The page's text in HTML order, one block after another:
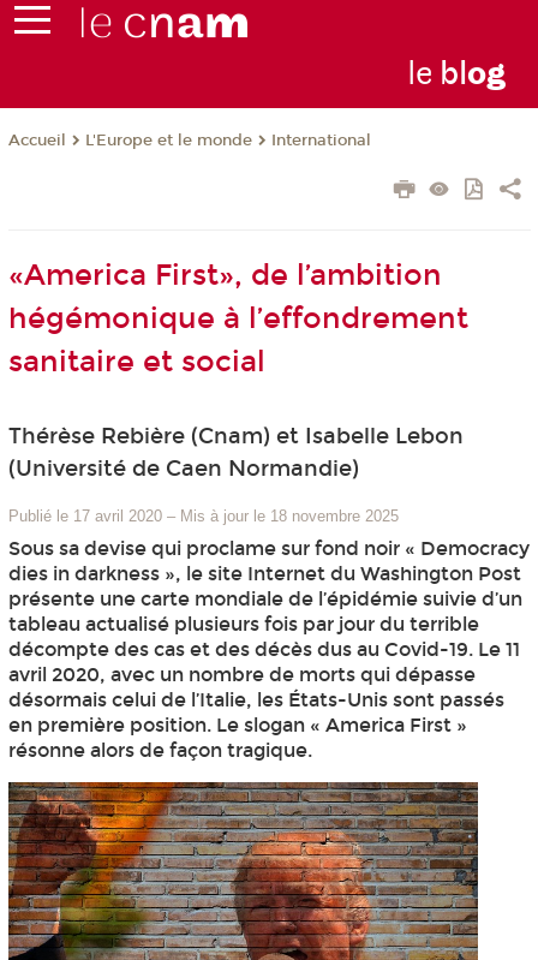
le blog
Accueil L'Europe et le monde International
«America First», de l’ambition
hégémonique à l’effondrement
sanitaire et social
Thérèse Rebière (Cnam) et Isabelle Lebon
(Université de Caen Normandie)
Publié le 17 avril 2020 – Mis à jour le 18 novembre 2025
Sous sa devise qui proclame sur fond noir « Democracy
dies in darkness », le site Internet du Washington Post
présente une carte mondiale de l’épidémie suivie d’un
tableau actualisé plusieurs fois par jour du terrible
décompte des cas et des décès dus au Covid-19. Le 11
avril 2020, avec un nombre de morts qui dépasse
désormais celui de l’Italie, les États-Unis sont passés
en première position. Le slogan « America First »
résonne alors de façon tragique.